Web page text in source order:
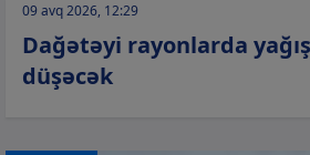
09 avq 2026, 12:29
Dağətəyi rayonlarda
düşəcək